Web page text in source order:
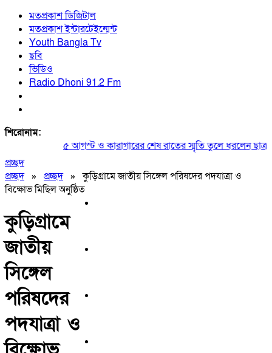
মতপ্রকাশ ডিজিটাল
মতপ্রকাশ ইন্টারটেইন্মেন্ট
Youth Bangla Tv
ছবি
ভিডিও
Radio Dhoni 91.2 Fm
শিরোনাম:
৫ আগস্ট ও কারাগারের শেষ রাতের স্মৃতি তুলে ধরলেন
প্রচ্ছদ
প্রচ্ছদ» প্রচ্ছদ»কুড়িগ্রামে জাতীয় সিঙ্গেল পরিষদের পদযাত্রা ও
বিক্ষোভ মিছিল অনুষ্ঠিত
কুড়িগ্রামে
জাতীয়
সিঙ্গেল
পরিষদের
পদযাত্রা ও